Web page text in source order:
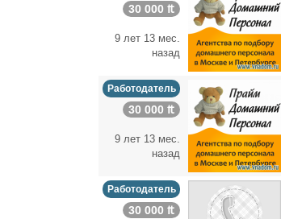
30 000 ₶
9 лет 13 мес.
назад
Работодатель
30 000 ₶
9 лет 13 мес.
назад
Работодатель
30 000 ₶